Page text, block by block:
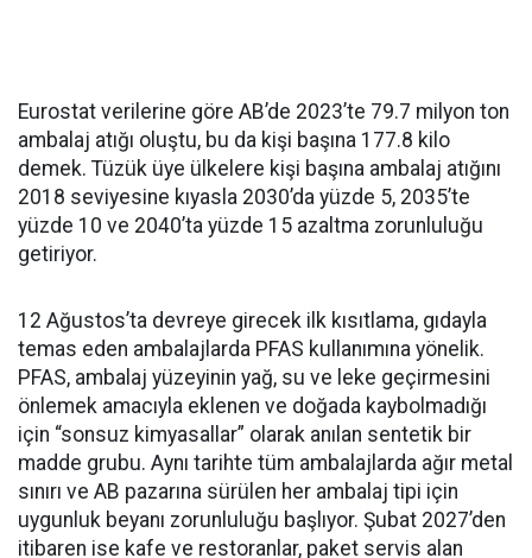
Eurostat verilerine göre AB’de 2023’te 79.7 milyon ton
ambalaj atığı oluştu, bu da kişi başına 177.8 kilo
demek. Tüzük üye ülkelere kişi başına ambalaj atığını
2018 seviyesine kıyasla 2030’da yüzde 5, 2035’te
yüzde 10 ve 2040’ta yüzde 15 azaltma zorunluluğu
getiriyor.
12 Ağustos’ta devreye girecek ilk kısıtlama, gıdayla
temas eden ambalajlarda PFAS kullanımına yönelik.
PFAS, ambalaj yüzeyinin yağ, su ve leke geçirmesini
önlemek amacıyla eklenen ve doğada kaybolmadığı
için “sonsuz kimyasallar” olarak anılan sentetik bir
madde grubu. Aynı tarihte tüm ambalajlarda ağır metal
sınırı ve AB pazarına sürülen her ambalaj tipi için
uygunluk beyanı zorunluluğu başlıyor. Şubat 2027’den
itibaren ise kafe ve restoranlar, paket servis alan